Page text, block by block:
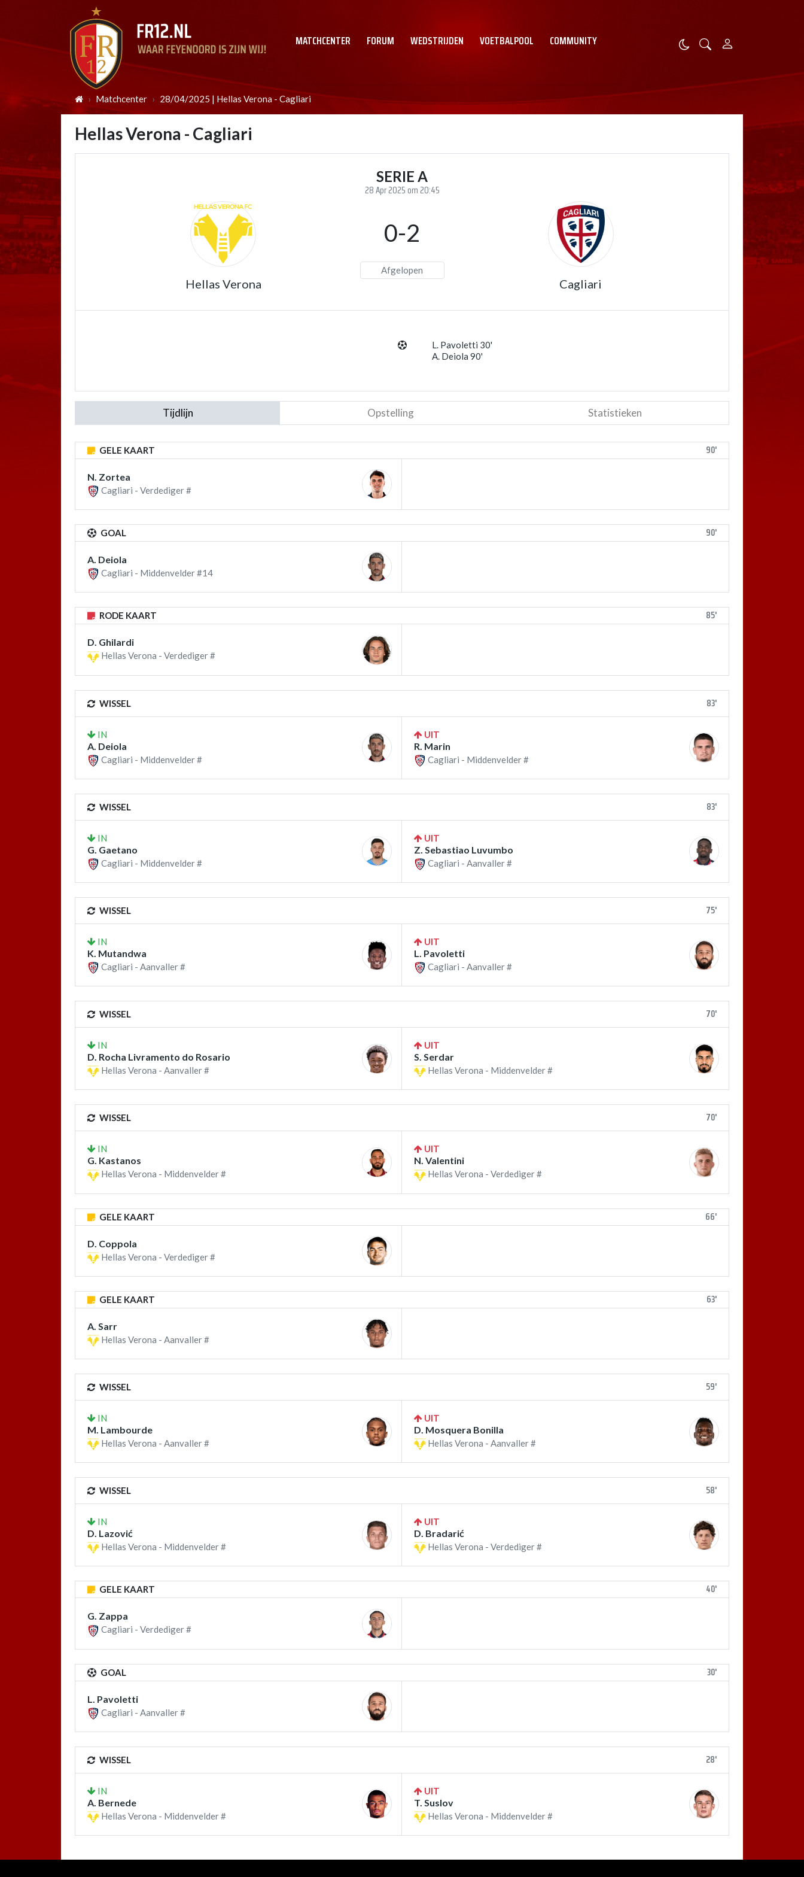
MATCHCENTER FORUM WEDSTRIJDEN VOETBALPOOL COMMUNITY
Matchcenter 28/04/2025 | Hellas Verona - Cagliari
Hellas Verona - Cagliari
SERIE A
28 Apr 2025 om 20:45
Hellas Verona
0-2
Afgelopen
Cagliari
L. Pavoletti 30'
A. Deiola 90'
Tijdlijn Opstelling Statistieken
GELE KAART 90'
N. Zortea
Cagliari - Verdediger #
GOAL 90'
A. Deiola
Cagliari - Middenvelder #14
RODE KAART 85'
D. Ghilardi
Hellas Verona - Verdediger #
WISSEL 83'
IN
A. Deiola
Cagliari - Middenvelder #
UIT
R. Marin
Cagliari - Middenvelder #
WISSEL 83'
IN
G. Gaetano
Cagliari - Middenvelder #
UIT
Z. Sebastiao Luvumbo
Cagliari - Aanvaller #
WISSEL 75'
IN
K. Mutandwa
Cagliari - Aanvaller #
UIT
L. Pavoletti
Cagliari - Aanvaller #
WISSEL 70'
IN
D. Rocha Livramento do Rosario
Hellas Verona - Aanvaller #
UIT
S. Serdar
Hellas Verona - Middenvelder #
WISSEL 70'
IN
G. Kastanos
Hellas Verona - Middenvelder #
UIT
N. Valentini
Hellas Verona - Verdediger #
GELE KAART 66'
D. Coppola
Hellas Verona - Verdediger #
GELE KAART 63'
A. Sarr
Hellas Verona - Aanvaller #
WISSEL 59'
IN
M. Lambourde
Hellas Verona - Aanvaller #
UIT
D. Mosquera Bonilla
Hellas Verona - Aanvaller #
WISSEL 58'
IN
D. Lazović
Hellas Verona - Middenvelder #
UIT
D. Bradarić
Hellas Verona - Verdediger #
GELE KAART 40'
G. Zappa
Cagliari - Verdediger #
GOAL 30'
L. Pavoletti
Cagliari - Aanvaller #
WISSEL 28'
IN
A. Bernede
Hellas Verona - Middenvelder #
UIT
T. Suslov
Hellas Verona - Middenvelder #